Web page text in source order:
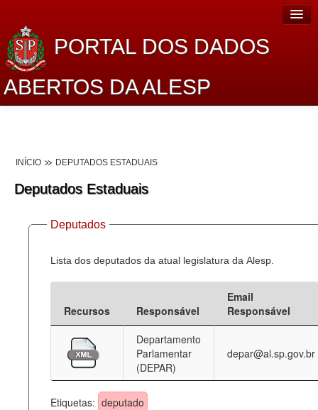
PORTAL DOS DADOS
ABERTOS DA ALESP
Lei de Acesso à Informação
Dados Governamentais Abertos
Planejamento
Catálogo de dados
Processo Legislativo
Deputados Estaduais
Administração
Legislação
INÍCIO DEPUTADOS ESTADUAIS
Deputados Estaduais
Deputados
Lista dos deputados da atual legislatura da Alesp.
Recursos Responsável
Email
Responsável
Departamento
Parlamentar
(DEPAR)
depar@al.sp.gov.br
Etiquetas: deputado